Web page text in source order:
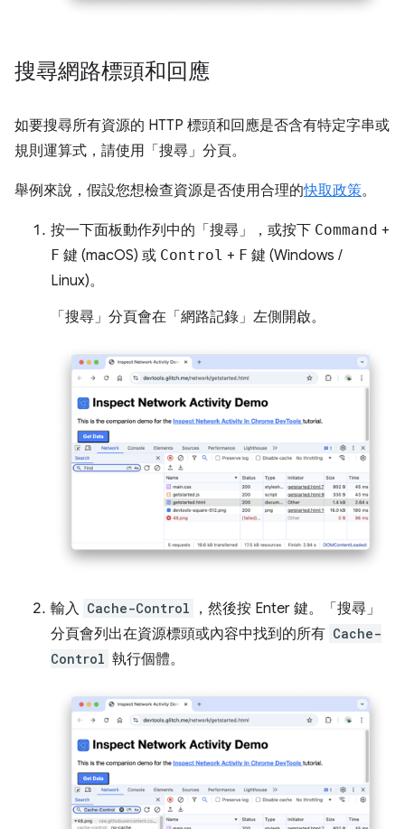
搜尋網路標頭和回應
如要搜尋所有資源的 HTTP 標頭和回應是否含有特定字串或
規則運算式，請使用「搜尋」 分頁。
舉例來說，假設您想檢查資源是否使用合理的快取政策。
按一下面板動作列中的「搜尋」 ，或按下 Command +
F 鍵 (macOS) 或 Control + F 鍵 (Windows /
Linux)。
「搜尋」 分頁會在「網路記錄」 左側開啟。
輸入 Cache-Control
，然後按 Enter 鍵。「搜尋」
分頁會列出在資源標頭或內容中找到的所有 Cache-
Control 執行個體。